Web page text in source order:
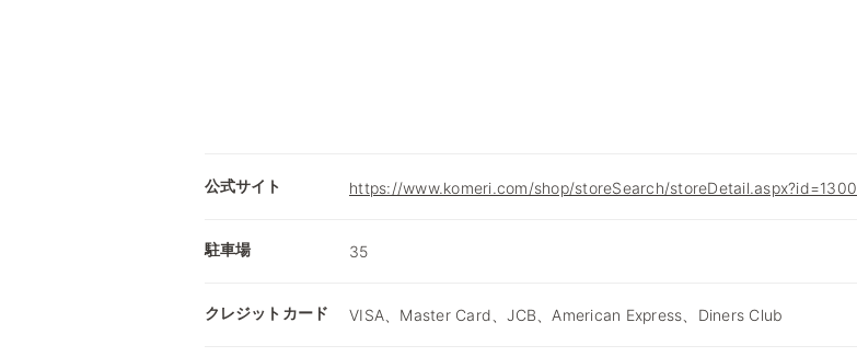
公式サイト https://www.komeri.com/shop/storeSearch/storeDetail.aspx?id=1300
駐車場 35
クレジットカード VISA、Master Card、JCB、American Express、Diners Club